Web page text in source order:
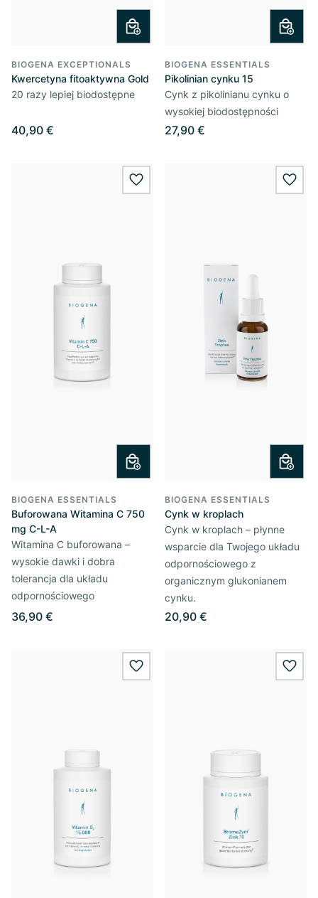
BIOGENA EXCEPTIONALS
Kwercetyna fitoaktywna Gold
20 razy lepiej biodostępne
40,90 €
BIOGENA ESSENTIALS
Pikolinian cynku 15
Cynk z pikolinianu cynku o
wysokiej biodostępności
27,90 €
wishlist.add
BIOGENA ESSENTIALS
Buforowana Witamina C 750
mg C-L-A
Witamina C buforowana –
wysokie dawki i dobra
tolerancja dla układu
odpornościowego
36,90 €
BIOGENA ESSENTIALS
Cynk w kroplach
Cynk w kroplach – płynne
wsparcie dla Twojego układu
odpornościowego z
organicznym glukonianem
cynku.
20,90 €
wishlist.add